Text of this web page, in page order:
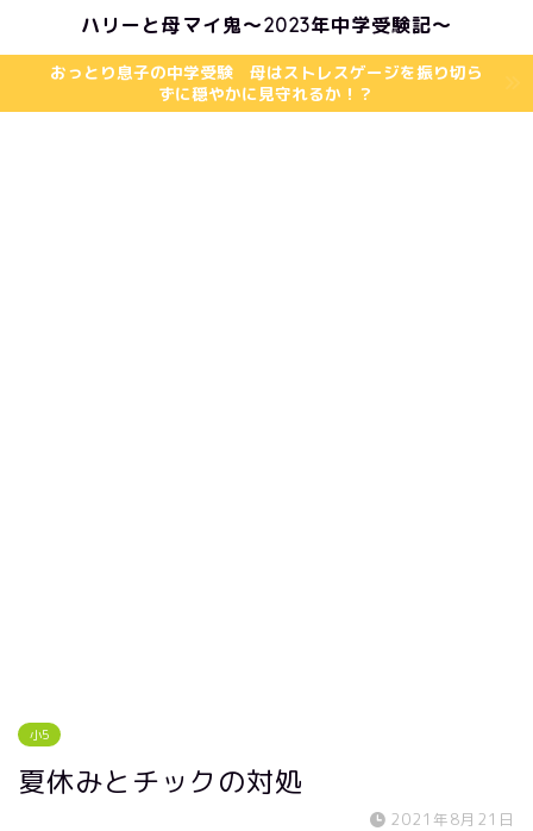
ハリーと母マイ鬼〜2023年中学受験記〜
おっとり息子の中学受験 母はストレスゲージを振り切ら
ずに穏やかに見守れるか！？
小5
夏休みとチックの対処
2021年8月21日